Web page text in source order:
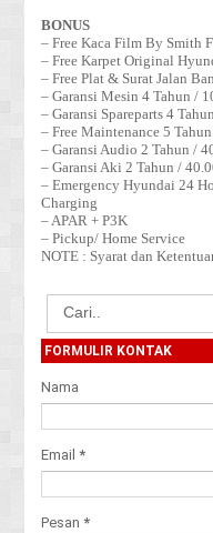
BONUS
– Free Kaca Film By Smith
– Free Karpet Original
– Free Plat & Surat Jalan
– Garansi Mesin 4 Tahun /
– Garansi Spareparts 4
– Free Maintenance 5
– Garansi Audio 2 Tahun /
– Garansi Aki 2 Tahun /
– Emergency Hyundai 24
Charging
– APAR + P3K
– Pickup/ Home Service
NOTE : Syarat dan
FORMULIR KONTAK
Nama
Email*
Pesan*